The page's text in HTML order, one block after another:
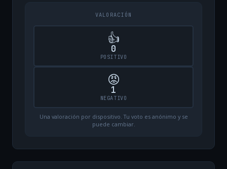
VALORACIÓN
👍
0
POSITIVO
😡
1
NEGATIVO
Una valoración por dispositivo. Tu voto es anónimo y se
puede cambiar.